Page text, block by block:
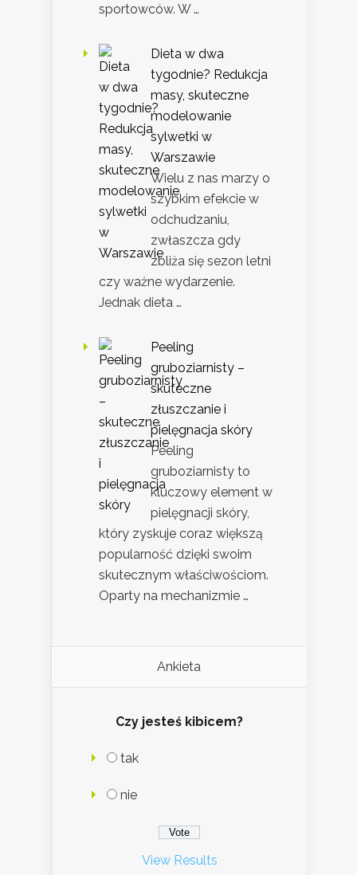
sportowców. W …
Dieta w dwa
tygodnie? Redukcja
masy, skuteczne
modelowanie
sylwetki w
Warszawie
Wielu z nas marzy o
szybkim efekcie w
odchudzaniu,
zwłaszcza gdy
zbliża się sezon letni
czy ważne wydarzenie.
Jednak dieta …
Peeling
gruboziarnisty –
skuteczne
złuszczanie i
pielęgnacja skóry
Peeling
gruboziarnisty to
kluczowy element w
pielęgnacji skóry,
który zyskuje coraz większą
popularność dzięki swoim
skutecznym właściwościom.
Oparty na mechanizmie …
Ankieta
Czy jesteś kibicem?
tak
nie
View Results